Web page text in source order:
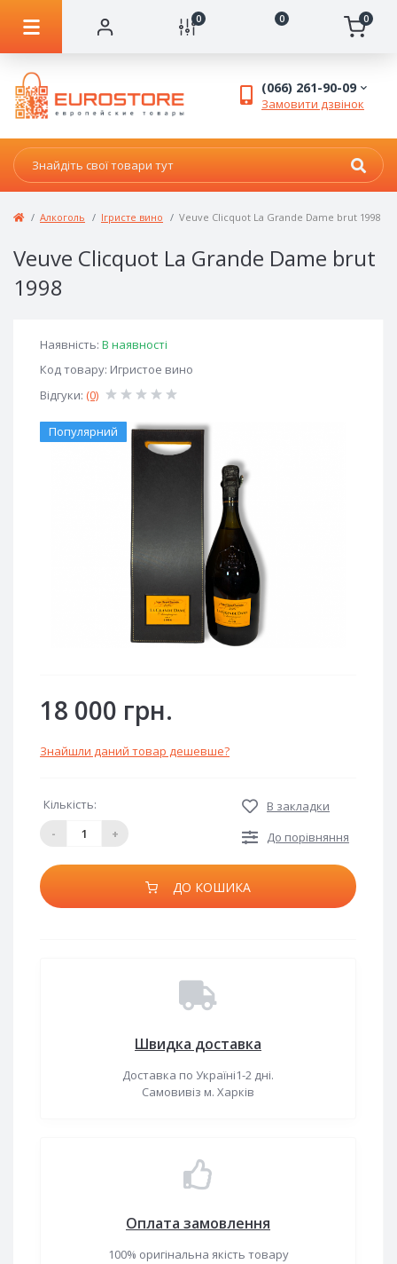
0 0 0
(066) 261-90-09
Замовити дзвінок
Алкоголь Ігристе вино Veuve Clicquot La Grande Dame brut 1998
Veuve Clicquot La Grande Dame brut
1998
Наявність: В наявності
Код товару: Игристое вино
Відгуки: (0)
Популярний
18 000 грн.
Знайшли даний товар дешевше?
Кількість:
-
+
В закладки
До порівняння
ДО КОШИКА
Швидка доставка
Доставка по Україні1-2 дні.
Самовивіз м. Харків
Оплата замовлення
100% оригінальна якість товару